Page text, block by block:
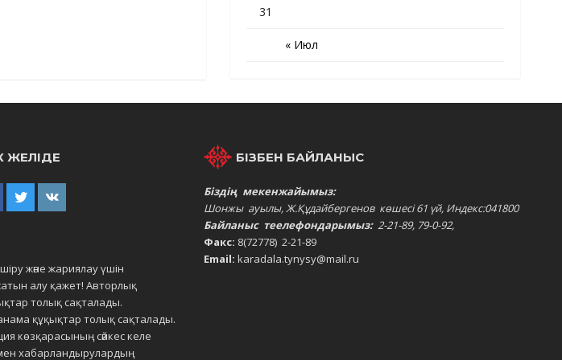
« Июл
31
ЖЕЛІДЕ
және жариялау үшін
алу қажет! Авторлық
толық сақталады.
құқықтар толық сақталады.
көзқарасының сәйкес келе
хабарландырулардың
БІЗБЕН БАЙЛАНЫС
Біздің мекенжайымыз:
Шонжы ауылы, Ж.Құдайбергенов көшесі 61 үй, Индекс:041800
Байланыс теелефондарымыз: 2-21-89, 79-0-92,
Факс: 8(72778) 2-21-89
Email: karadala.tynysy@mail.ru